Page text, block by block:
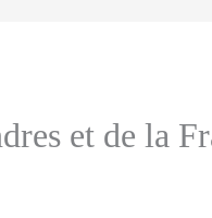
et de la